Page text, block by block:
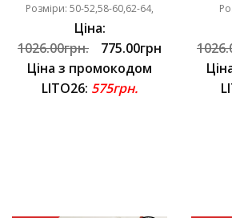
Розміри: 50-52,58-60,62-64,
Ціна:
1026.00грн.
775.00грн
Ціна з промокодом
LITO26: 575грн.